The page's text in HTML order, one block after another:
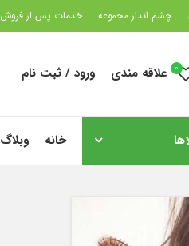
چشم انداز مجموعه خدمات پس از فروش
0 علاقه مندی ورود / ثبت نام
خانه وبلاگ